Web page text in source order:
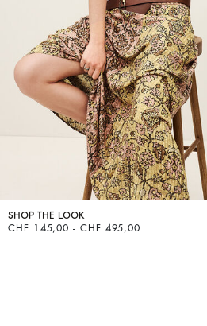
SweatshirtsVOIR
SHOP THE LOOK
CHF 145,00 - CHF 495,00